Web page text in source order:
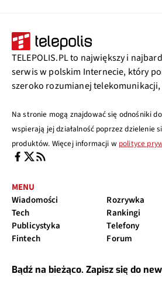
TELEPOLIS.PL to największy i
serwis w polskim Internecie, który
szeroko rozumianej
Na stronie mogą znajdować się odnośniki
wspierają jej działalność poprzez dzielenie
produktów. Więcej informacji w polityce
MENU
Wiadomości
Tech
Publicystyka
Fintech
Rozrywka
Rankingi
Telefony
Forum
Bądź na bieżąco. Zapisz się do